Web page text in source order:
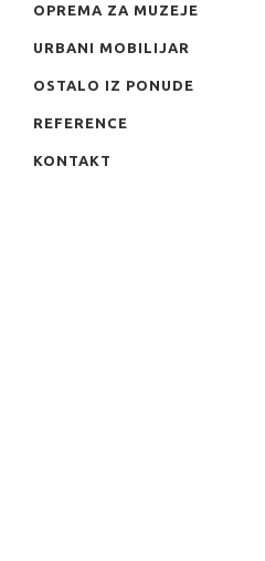
OPREMA ZA MUZEJE
URBANI MOBILIJAR
OSTALO IZ PONUDE
REFERENCE
KONTAKT